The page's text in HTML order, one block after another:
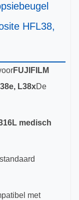
HFL38,
FUJIFILM
L38xDe
medisch
met